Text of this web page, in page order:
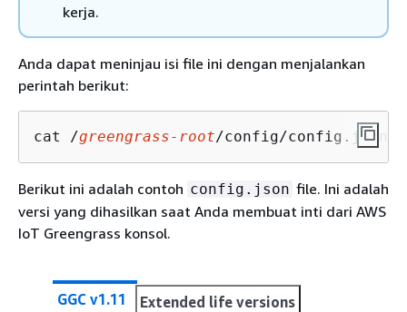
kerja.
Anda dapat meninjau isi file ini dengan menjalankan
perintah berikut:
cat /greengrass-root/config/config.json
Berikut ini adalah contoh config.json file. Ini adalah
versi yang dihasilkan saat Anda membuat inti dari AWS
IoT Greengrass konsol.
GGC v1.11 Extended life versions